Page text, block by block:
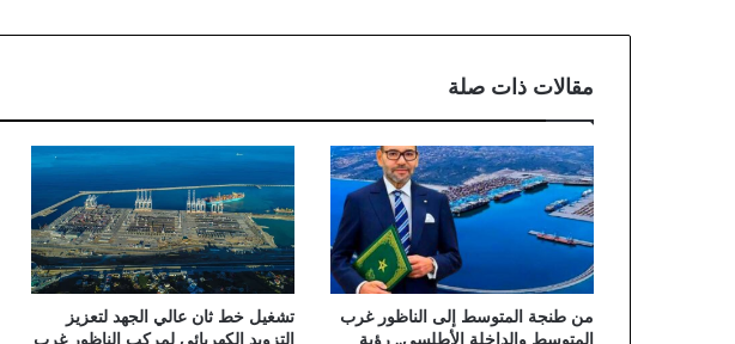
مقالات ذات صلة
من طنجة المتوسط إلى الناظور غرب
المتوسط والداخلة الأطلسي.. رؤية
تشغيل خط ثان عالي الجهد لتعزيز
التزويد الكهربائي لمركب الناظور غرب